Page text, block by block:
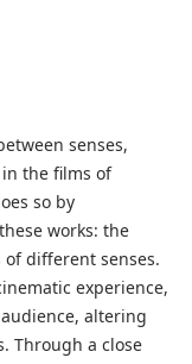
senses,
the films of
so by
works: the
different senses.
experience,
altering
Through a close